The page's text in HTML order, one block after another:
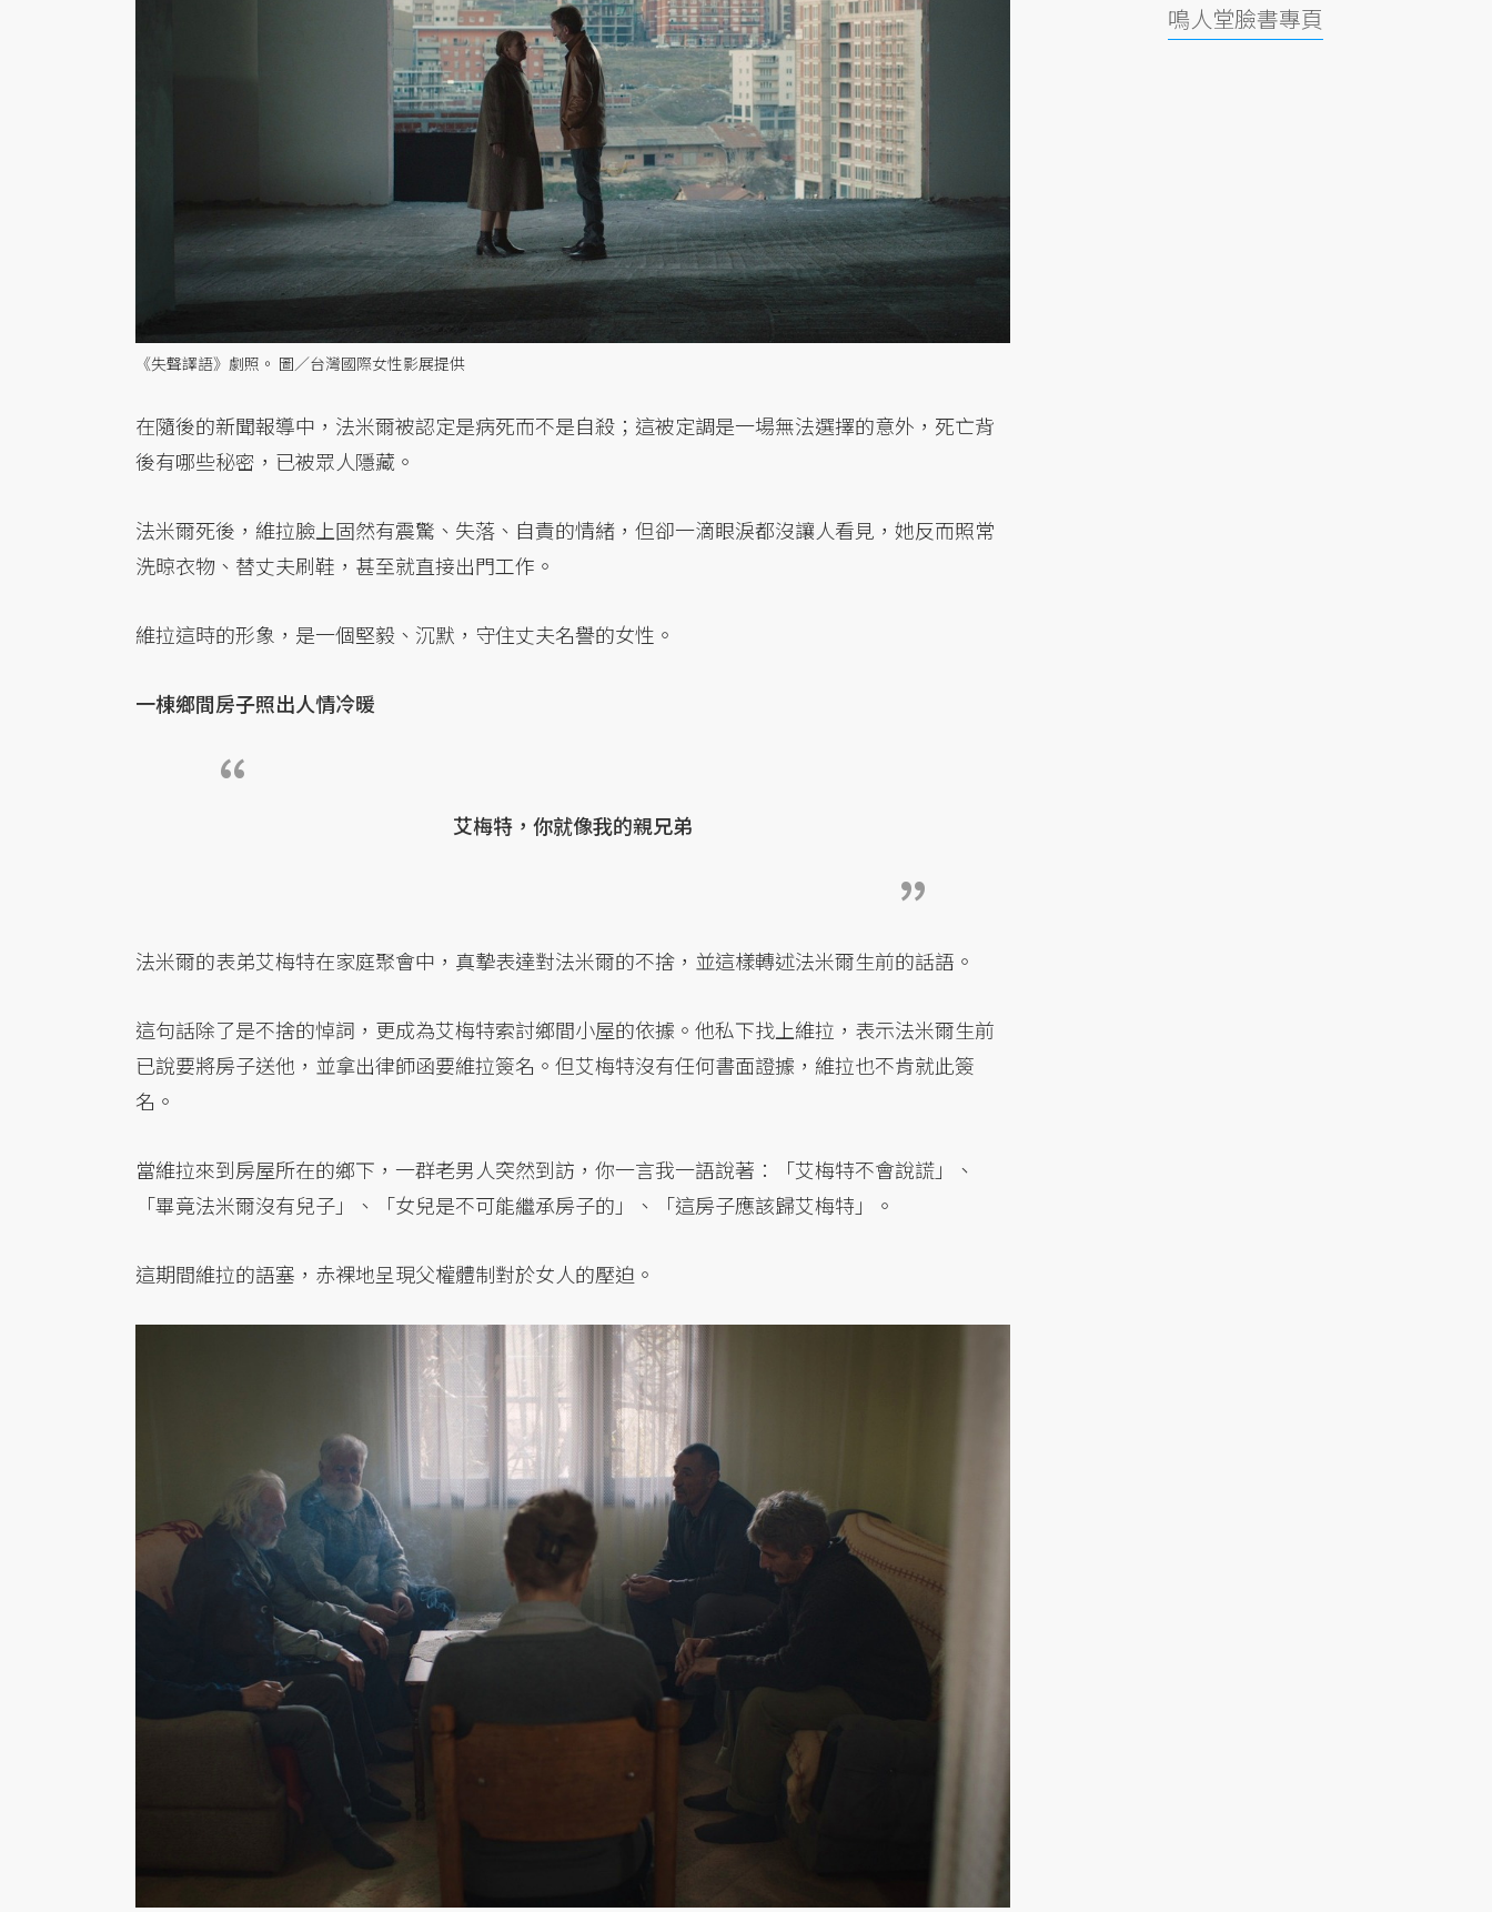
《失聲譯語》劇照。 圖／台灣國際女性影展提供
在隨後的新聞報導中，法米爾被認定是病死而不是自殺；這被定調是一場無法選擇的意外，死亡背
後有哪些秘密，已被眾人隱藏。
法米爾死後，維拉臉上固然有震驚、失落、自責的情緒，但卻一滴眼淚都沒讓人看見，她反而照常
洗晾衣物、替丈夫刷鞋，甚至就直接出門工作。
維拉這時的形象，是一個堅毅、沉默，守住丈夫名譽的女性。
一棟鄉間房子照出人情冷暖
艾梅特，你就像我的親兄弟
法米爾的表弟艾梅特在家庭聚會中，真摯表達對法米爾的不捨，並這樣轉述法米爾生前的話語。
這句話除了是不捨的悼詞，更成為艾梅特索討鄉間小屋的依據。他私下找上維拉，表示法米爾生前
已說要將房子送他，並拿出律師函要維拉簽名。但艾梅特沒有任何書面證據，維拉也不肯就此簽
名。
當維拉來到房屋所在的鄉下，一群老男人突然到訪，你一言我一語說著：「艾梅特不會說謊」、
「畢竟法米爾沒有兒子」、「女兒是不可能繼承房子的」、「這房子應該歸艾梅特」。
這期間維拉的語塞，赤裸地呈現父權體制對於女人的壓迫。
鳴人堂臉書專頁